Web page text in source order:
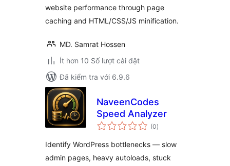
website performance through page
caching and HTML/CSS/JS minification.
MD. Samrat Hossen
Ít hơn 10 Số lượt cài đặt
Đã kiểm tra với 6.9.6
NaveenCodes
Speed Analyzer
(0tổng
đánh
)
Identify WordPress bottlenecks — slow
admin pages, heavy autoloads, stuck